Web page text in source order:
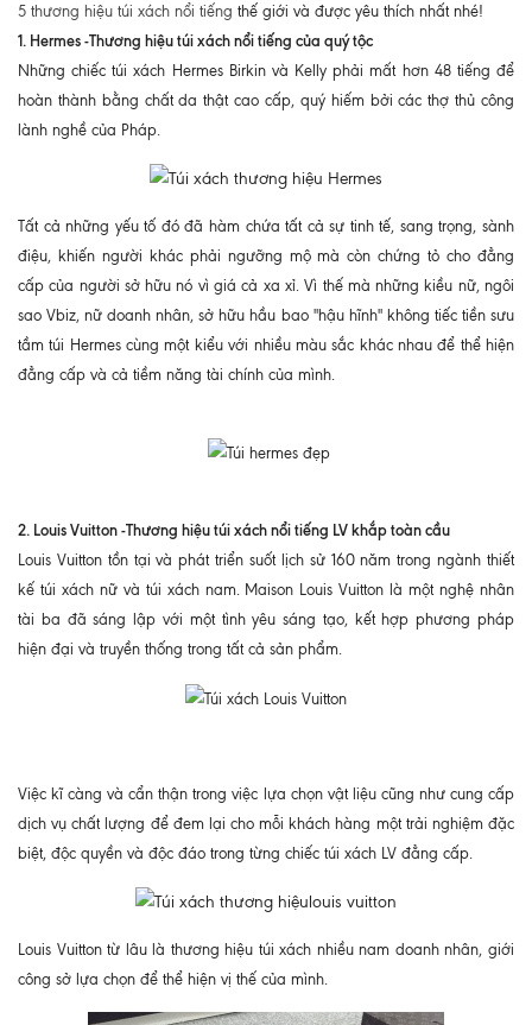
5 thương hiệu túi xách nổi tiếng thế giới và được yêu thích nhất nhé!
1. Hermes -Thương hiệu túi xách nổi tiếng của quý tộc
Những chiếc túi xách Hermes Birkin và Kelly phải mất hơn 48 tiếng để
hoàn thành bằng chất da thật cao cấp, quý hiếm bởi các thợ thủ công
lành nghề của Pháp.
Tất cả những yếu tố đó đã hàm chứa tất cả sự tinh tế, sang trọng, sành
điệu, khiến người khác phải ngưỡng mộ mà còn chứng tỏ cho đẳng
cấp của người sở hữu nó vì giá cả xa xỉ. Vì thế mà những kiều nữ, ngôi
sao Vbiz, nữ doanh nhân, sở hữu hầu bao "hậu hĩnh" không tiếc tiền sưu
tầm túi Hermes cùng một kiểu với nhiều màu sắc khác nhau để thể hiện
đẳng cấp và cả tiềm năng tài chính của mình.
2. Louis Vuitton -Thương hiệu túi xách nổi tiếng LV khắp toàn cầu
Louis Vuitton tồn tại và phát triển suốt lịch sử 160 năm trong ngành thiết
kế túi xách nữ và túi xách nam. Maison Louis Vuitton là một nghệ nhân
tài ba đã sáng lập với một tình yêu sáng tạo, kết hợp phương pháp
hiện đại và truyền thống trong tất cả sản phẩm.
Việc kĩ càng và cẩn thận trong việc lựa chọn vật liệu cũng như cung cấp
dịch vụ chất lượng để đem lại cho mỗi khách hàng một trải nghiệm đặc
biệt, độc quyền và độc đáo trong từng chiếc túi xách LV đẳng cấp.
Louis Vuitton từ lâu là thương hiệu túi xách nhiều nam doanh nhân, giới
công sở lựa chọn để thể hiện vị thế của mình.